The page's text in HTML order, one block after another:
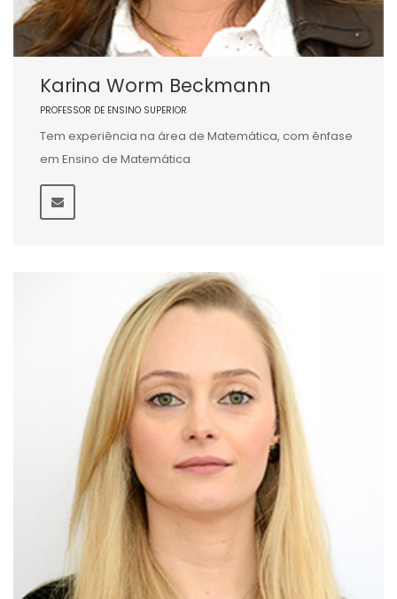
Karina Worm Beckmann
PROFESSOR DE ENSINO SUPERIOR
Tem experiência na área de Matemática, com ênfase
em Ensino de Matemática